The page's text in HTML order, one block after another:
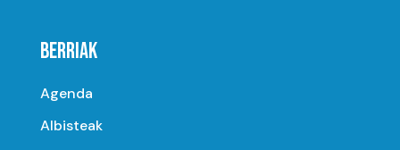
BERRIAK
Agenda
Albisteak